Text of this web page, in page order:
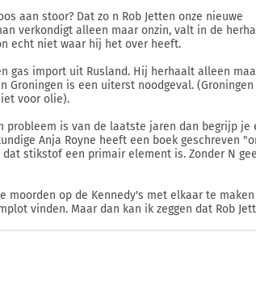
aan stoor? Dat zo n Rob Jetten onze nieuwe
verkondigt alleen maar onzin, valt in de
echt niet waar hij het over heeft.
gas import uit Rusland. Hij herhaalt alleen
Groningen is een uiterst noodgeval. (Groningen
voor olie).
probleem is van de laatste jaren dan begrijp je
Anja Royne heeft een boek geschreven
stikstof een primair element is. Zonder N
moorden op de Kennedy's met elkaar te maken
vinden. Maar dan kan ik zeggen dat Rob